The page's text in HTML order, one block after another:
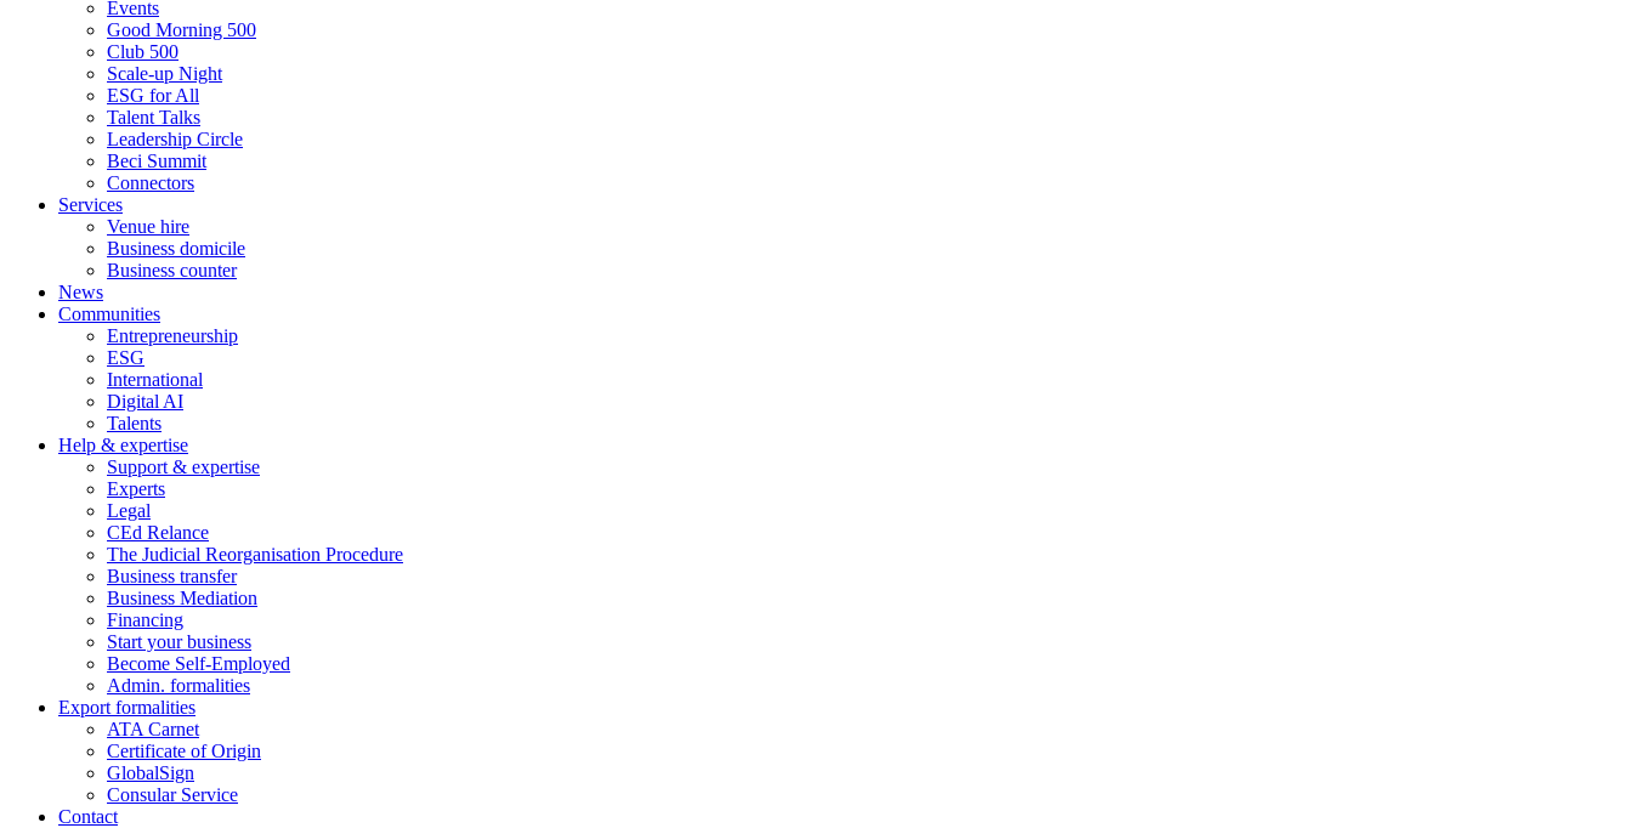
Events
Good Morning 500
Club 500
Scale-up Night
ESG for All
Talent Talks
Leadership Circle
Beci Summit
Connectors
Services
Venue hire
Business domicile
Business counter
News
Communities
Entrepreneurship
ESG
International
Digital AI
Talents
Help & expertise
Support & expertise
Experts
Legal
CEd Relance
The Judicial Reorganisation Procedure
Business transfer
Business Mediation
Financing
Start your business
Become Self-Employed
Admin. formalities
Export formalities
ATA Carnet
Certificate of Origin
GlobalSign
Consular Service
Contact